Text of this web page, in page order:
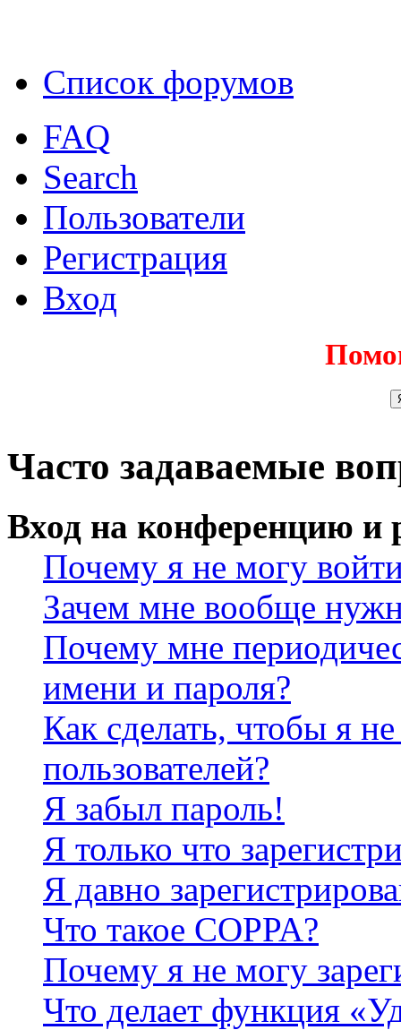
Список форумов
FAQ
Search
Пользователи
Регистрация
Вход
Часто задаваемые
Вход на конференцию и
Почему я не могу
Зачем мне вообще
Почему мне
имени и пароля?
Как сделать, чтобы я
пользователей?
Я забыл пароль!
Я только что
Я давно
Что такое COPPA?
Почему я не могу
Что делает функция